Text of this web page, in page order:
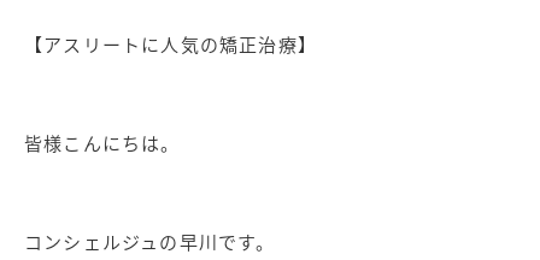
【アスリートに人気の矯正治療】
皆様こんにちは。
コンシェルジュの早川です。